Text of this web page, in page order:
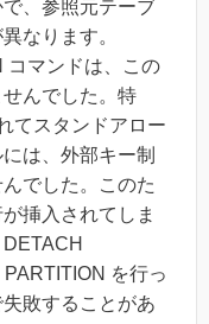
、参照元テーブ
なります。
コマンドは、この
んでした。特
てスタンドアロー
は、外部キー制
でした。このた
挿入されてしま
を行っ
敗することがあ